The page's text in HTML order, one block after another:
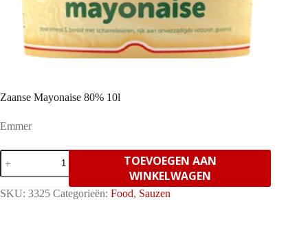
Zaanse Mayonaise 80% 10l
Emmer
Zaanse
Mayonaise
80%
10l
aantal
TOEVOEGEN AAN
WINKELWAGEN
SKU: 3325 Categorieën: Food, Sauzen